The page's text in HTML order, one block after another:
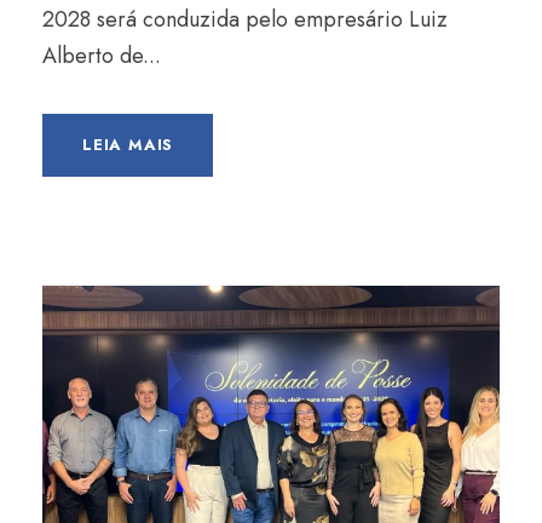
2028 será conduzida pelo empresário Luiz
Alberto de...
LEIA MAIS